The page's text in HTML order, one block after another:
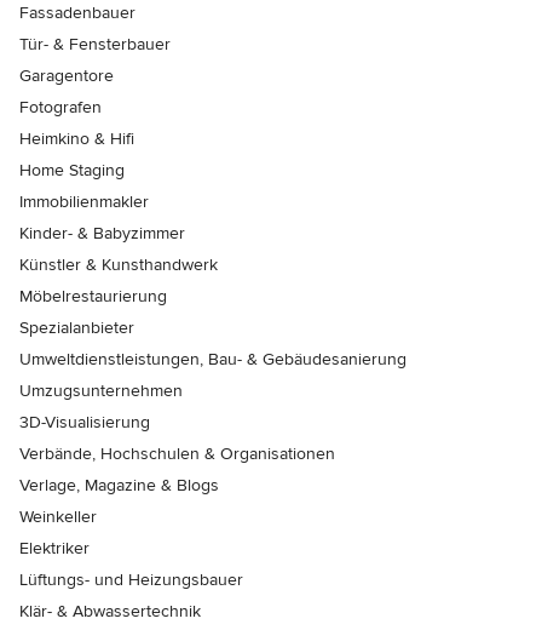
Fassadenbauer
Tür- & Fensterbauer
Garagentore
Fotografen
Heimkino & Hifi
Home Staging
Immobilienmakler
Kinder- & Babyzimmer
Künstler & Kunsthandwerk
Möbelrestaurierung
Spezialanbieter
Umweltdienstleistungen, Bau- & Gebäudesanierung
Umzugsunternehmen
3D-Visualisierung
Verbände, Hochschulen & Organisationen
Verlage, Magazine & Blogs
Weinkeller
Elektriker
Lüftungs- und Heizungsbauer
Klär- & Abwassertechnik